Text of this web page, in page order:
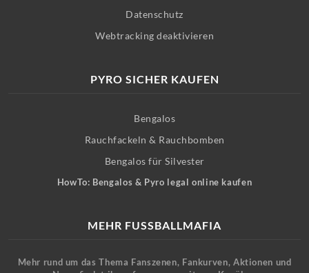
Datenschutz
Webtracking deaktivieren
PYRO SICHER KAUFEN
Bengalos
Rauchfackeln & Rauchbomben
Bengalos für Silvester
HowTo: Bengalos & Pyro legal online kaufen
MEHR FUSSBALLMAFIA
Mehr rund um das Thema Fanszenen, Fankurven, Aktionen und